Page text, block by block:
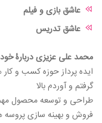
عاشق بازی و فیلم
عاشق تدریس
محمد علی عزیزی دربارۀ
ایده پرداز حوزه کسب و
گرفتم و آوردم بالا
طراحی و توسعه محصول
فروش و بهینه سازی پروسه